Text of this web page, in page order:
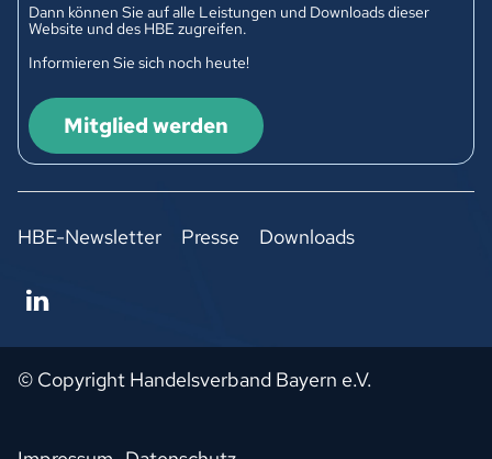
Dann können Sie auf alle Leistungen und Downloads dieser
Website und des HBE zugreifen.
Informieren Sie sich noch heute!
Mitglied werden
HBE-Newsletter Presse Downloads
© Copyright Handelsverband Bayern e.V.